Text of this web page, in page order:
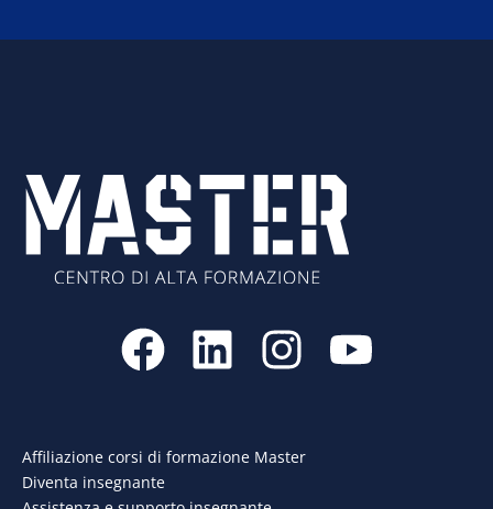
F
a
e
L
i
k
I
n
t
Y
o
Affiliazione corsi di formazione Master
Diventa insegnante